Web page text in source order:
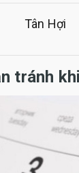
Tân Hợi
tránh